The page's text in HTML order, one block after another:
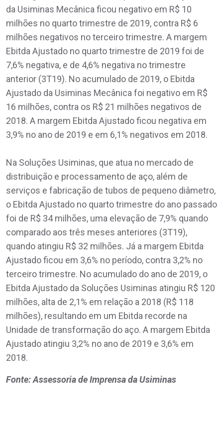
da Usiminas Mecânica ficou negativo em R$ 10
milhões no quarto trimestre de 2019, contra R$ 6
milhões negativos no terceiro trimestre. A margem
Ebitda Ajustado no quarto trimestre de 2019 foi de
7,6% negativa, e de 4,6% negativa no trimestre
anterior (3T19). No acumulado de 2019, o Ebitda
Ajustado da Usiminas Mecânica foi negativo em R$
16 milhões, contra os R$ 21 milhões negativos de
2018. A margem Ebitda Ajustado ficou negativa em
3,9% no ano de 2019 e em 6,1% negativos em 2018.
Na Soluções Usiminas, que atua no mercado de
distribuição e processamento de aço, além de
serviços e fabricação de tubos de pequeno diâmetro,
o Ebitda Ajustado no quarto trimestre do ano passado
foi de R$ 34 milhões, uma elevação de 7,9% quando
comparado aos três meses anteriores (3T19),
quando atingiu R$ 32 milhões. Já a margem Ebitda
Ajustado ficou em 3,6% no período, contra 3,2% no
terceiro trimestre. No acumulado do ano de 2019, o
Ebitda Ajustado da Soluções Usiminas atingiu R$ 120
milhões, alta de 2,1% em relação a 2018 (R$ 118
milhões), resultando em um Ebitda recorde na
Unidade de transformação do aço. A margem Ebitda
Ajustado atingiu 3,2% no ano de 2019 e 3,6% em
2018.
Fonte: Assessoria de Imprensa da Usiminas